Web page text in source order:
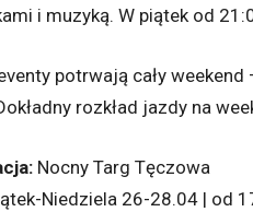
i muzyką. W piątek od
potrwają cały
rozkład jazdy na
Nocny Targ Tęczowa
Niedziela 26-28.04 | od